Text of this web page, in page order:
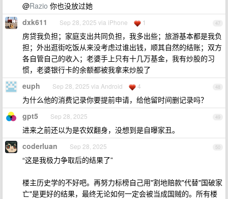
@Razio 你也没放过她
47
dxk611 Sep 28, 2025 via iPhone 1
房贷我负担；家庭支出共同负担，我多出些；旅游基本都是我负
担；外出逛街吃饭从来没考虑过谁出钱，顺其自然的结账；双方
各自管自己的收入；老婆手上只有十几万基金，我有炒股的习
惯，老婆银行卡的余额都被我拿来炒股了
48
euph Sep 28, 2025 via Android 4
为什么他的消费记录你要提前申请，给他留时间删记录吗？
49
gpt5 Sep 28, 2025
进来之前还以为是农奴翻身，没想到是自曝家丑。
50
coderluan Sep 28, 2025
“这是我极力争取后的结果了”
楼主历史学的不好吧。再努力标榜自己用"割地赔款"代替"国破家
亡"是更好的结果，最终无论如何一定会被当成国贼的。所有楼